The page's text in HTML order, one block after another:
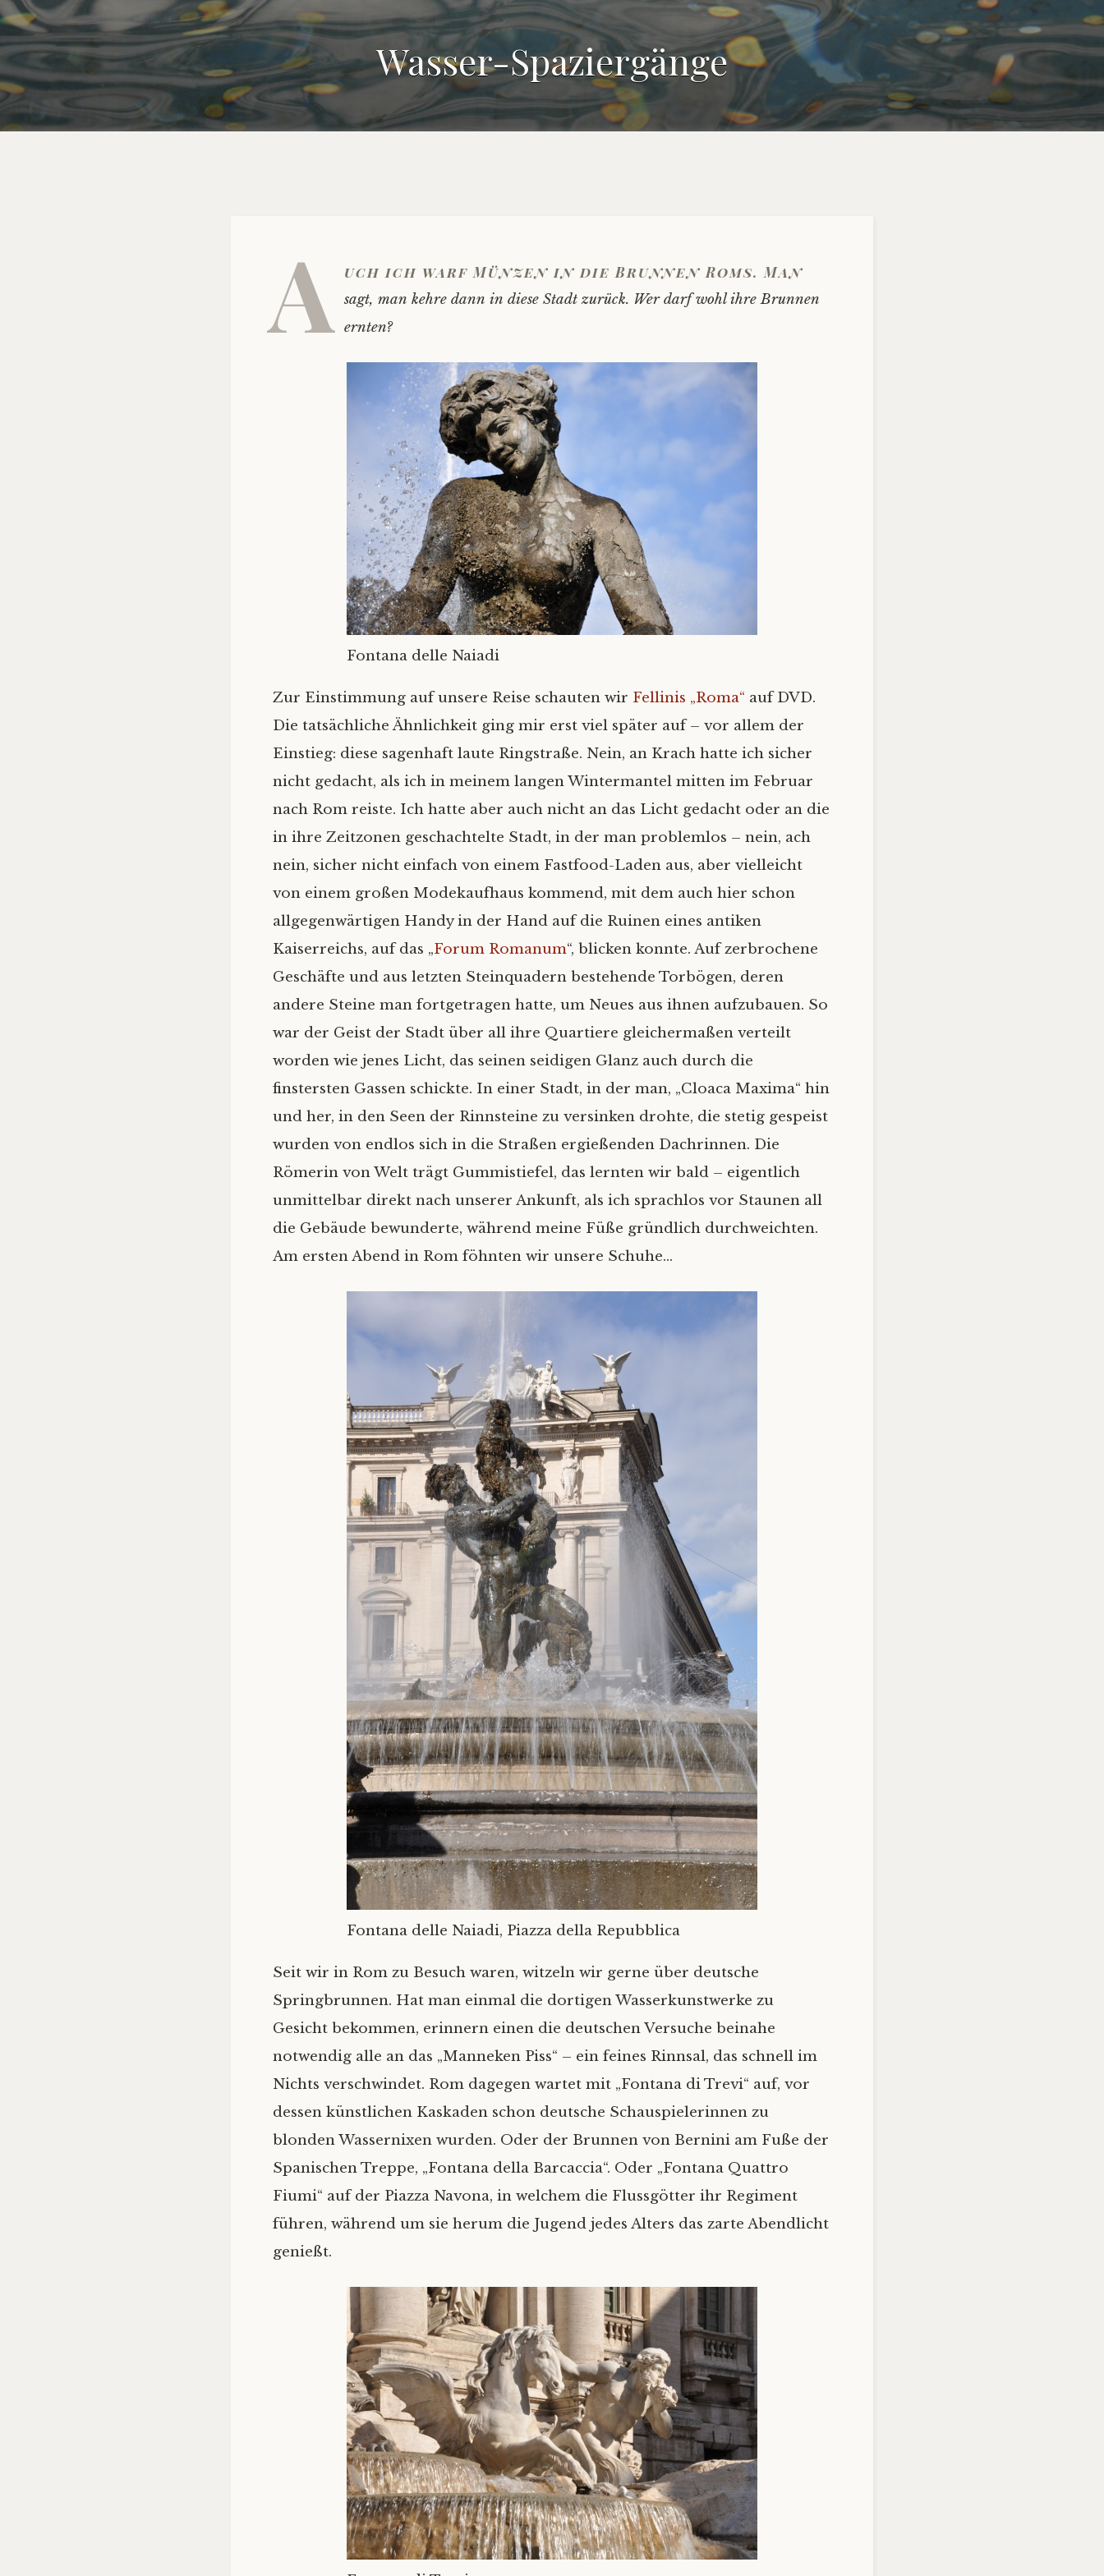
Wasser-Spaziergänge
A uch ich warf Münzen in die Brunnen Roms. Man
sagt, man kehre dann in diese Stadt zurück. Wer darf wohl ihre Brunnen
ernten?
Fontana delle Naiadi
Zur Einstimmung auf unsere Reise schauten wir Fellinis „Roma“ auf DVD.
Die tatsächliche Ähnlichkeit ging mir erst viel später auf – vor allem der
Einstieg: diese sagenhaft laute Ringstraße. Nein, an Krach hatte ich sicher
nicht gedacht, als ich in meinem langen Wintermantel mitten im Februar
nach Rom reiste. Ich hatte aber auch nicht an das Licht gedacht oder an die
in ihre Zeitzonen geschachtelte Stadt, in der man problemlos – nein, ach
nein, sicher nicht einfach von einem Fastfood-Laden aus, aber vielleicht
von einem großen Modekaufhaus kommend, mit dem auch hier schon
allgegenwärtigen Handy in der Hand auf die Ruinen eines antiken
Kaiserreichs, auf das „Forum Romanum“, blicken konnte. Auf zerbrochene
Geschäfte und aus letzten Steinquadern bestehende Torbögen, deren
andere Steine man fortgetragen hatte, um Neues aus ihnen aufzubauen. So
war der Geist der Stadt über all ihre Quartiere gleichermaßen verteilt
worden wie jenes Licht, das seinen seidigen Glanz auch durch die
finstersten Gassen schickte. In einer Stadt, in der man, „Cloaca Maxima“ hin
und her, in den Seen der Rinnsteine zu versinken drohte, die stetig gespeist
wurden von endlos sich in die Straßen ergießenden Dachrinnen. Die
Römerin von Welt trägt Gummistiefel, das lernten wir bald – eigentlich
unmittelbar direkt nach unserer Ankunft, als ich sprachlos vor Staunen all
die Gebäude bewunderte, während meine Füße gründlich durchweichten.
Am ersten Abend in Rom föhnten wir unsere Schuhe…
Fontana delle Naiadi, Piazza della Repubblica
Seit wir in Rom zu Besuch waren, witzeln wir gerne über deutsche
Springbrunnen. Hat man einmal die dortigen Wasserkunstwerke zu
Gesicht bekommen, erinnern einen die deutschen Versuche beinahe
notwendig alle an das „Manneken Piss“ – ein feines Rinnsal, das schnell im
Nichts verschwindet. Rom dagegen wartet mit „Fontana di Trevi“ auf, vor
dessen künstlichen Kaskaden schon deutsche Schauspielerinnen zu
blonden Wassernixen wurden. Oder der Brunnen von Bernini am Fuße der
Spanischen Treppe, „Fontana della Barcaccia“. Oder „Fontana Quattro
Fiumi“ auf der Piazza Navona, in welchem die Flussgötter ihr Regiment
führen, während um sie herum die Jugend jedes Alters das zarte Abendlicht
genießt.